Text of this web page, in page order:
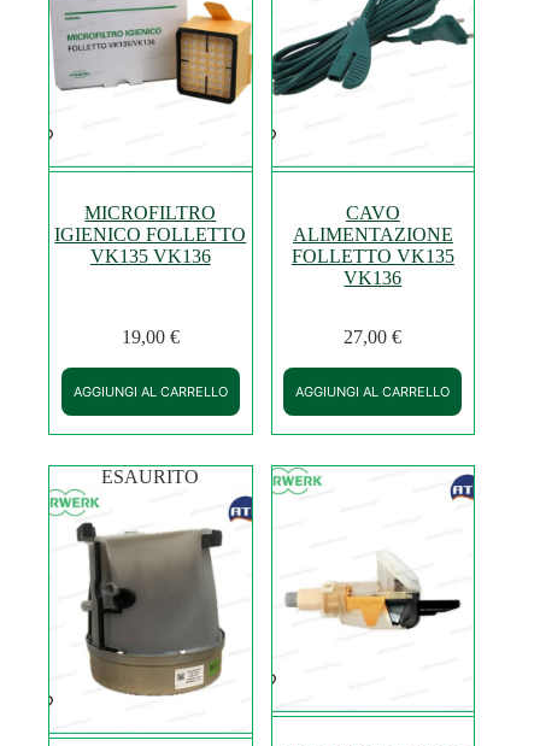
MICROFILTRO
IGIENICO FOLLETTO
VK135 VK136
19,00 €
AGGIUNGI AL CARRELLO
CAVO
ALIMENTAZIONE
FOLLETTO VK135
VK136
27,00€
AGGIUNGI AL CARRELLO
ESAURITO